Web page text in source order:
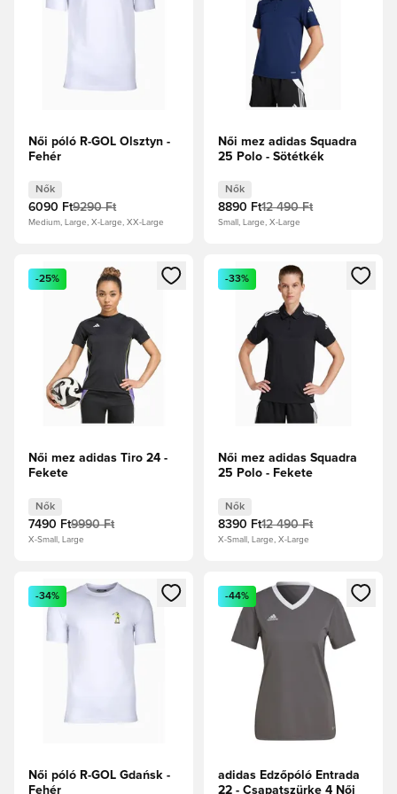
Női póló R-GOL Olsztyn -
Fehér
Nők
6090 Ft9290 Ft
Medium, Large, X-Large, XX-Large
Női mez adidas Squadra
25 Polo - Sötétkék
Nők
8890 Ft12 490 Ft
Small, Large, X-Large
Megnyit egy modált a bejelentkezéshez vagy a tagként
-25%
Női mez adidas Tiro 24 -
Fekete
Nők
7490 Ft9990 Ft
X-Small, Large
Megnyit egy modált a
-33%
Női mez adidas Squadra
25 Polo - Fekete
Nők
8390 Ft12 490 Ft
X-Small, Large, X-Large
Megnyit egy modált a bejelentkezéshez vagy a tagként
-34%
Női póló R-GOL Gdańsk -
Fehér
Megnyit egy modált a
-44%
adidas Edzőpóló Entrada
22 - Csapatszürke 4 Női